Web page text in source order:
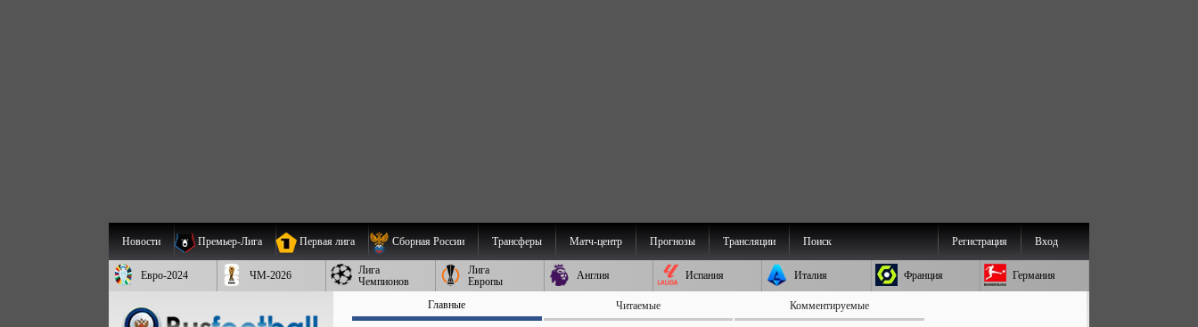
Новости Премьер-Лига Первая лига Сборная России Трансферы Матч-центр Прогнозы Трансляции Поиск Вход
Регистрация
Евро-2024 ЧМ-2026
Лига
Чемпионов
Лига
Европы
Англия Испания Италия Франция Германия
Главные Читаемые Комментируемые